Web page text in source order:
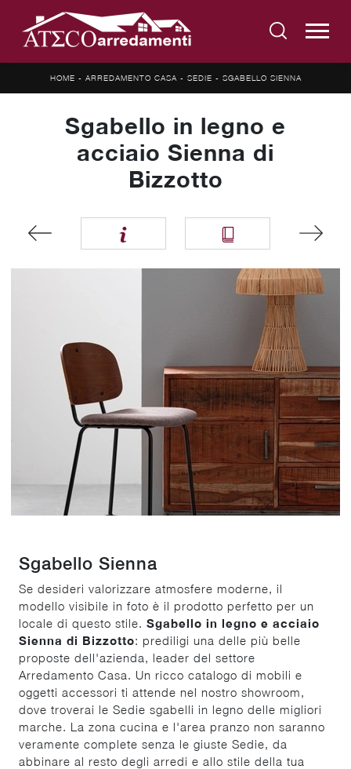
HOME - ARREDAMENTO CASA - SEDIE - SGABELLO SIENNA
Sgabello in legno e
acciaio Sienna di
Bizzotto
Sgabello Sienna
Se desideri valorizzare atmosfere moderne, il
modello visibile in foto è il prodotto perfetto per un
locale di questo stile. Sgabello in legno e acciaio
Sienna di Bizzotto: prediligi una delle più belle
proposte dell'azienda, leader del settore
Arredamento Casa. Un ricco catalogo di mobili e
oggetti accessori ti attende nel nostro showroom,
dove troverai le Sedie sgabelli in legno delle migliori
marche. La zona cucina e l'area pranzo non saranno
veramente complete senza le giuste Sedie, da
abbinare al resto degli arredi e allo stile della tua